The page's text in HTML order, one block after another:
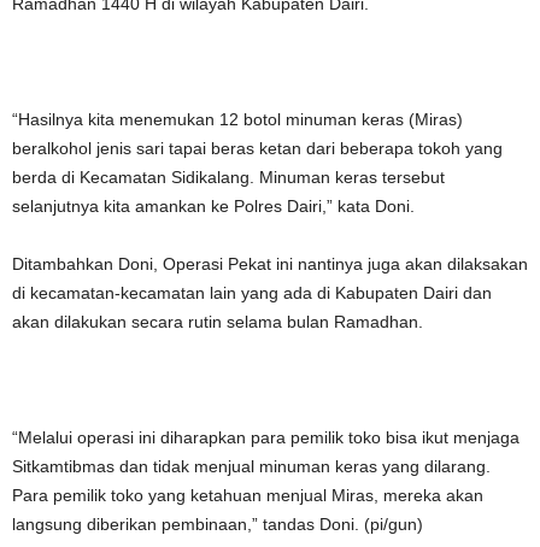
“Hasilnya kita menemukan 12 botol minuman keras (Miras)
beralkohol jenis sari tapai beras ketan dari beberapa tokoh yang
berda di Kecamatan Sidikalang. Minuman keras tersebut
selanjutnya kita amankan ke Polres Dairi,” kata Doni.
Ditambahkan Doni, Operasi Pekat ini nantinya juga akan dilaksakan
di kecamatan-kecamatan lain yang ada di Kabupaten Dairi dan
akan dilakukan secara rutin selama bulan Ramadhan.
“Melalui operasi ini diharapkan para pemilik toko bisa ikut menjaga
Sitkamtibmas dan tidak menjual minuman keras yang dilarang.
Para pemilik toko yang ketahuan menjual Miras, mereka akan
langsung diberikan pembinaan,” tandas Doni. (pi/gun)